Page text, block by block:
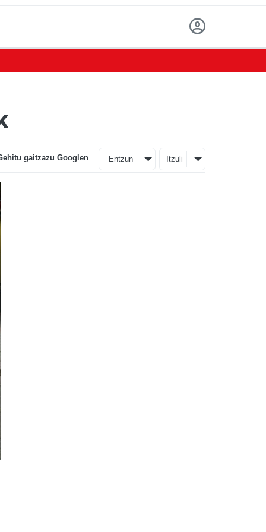
gaitzazu Googlen Entzun Itzuli